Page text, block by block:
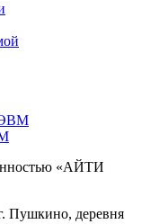
ЭВМ
«АЙТИ
Пушкино, деревня